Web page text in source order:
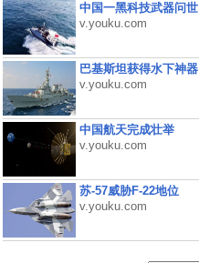
中国一黑科技武器问世
v.youku.com
巴基斯坦获得水下神器
v.youku.com
中国航天完成壮举
v.youku.com
苏-57威胁F-22地位
v.youku.com